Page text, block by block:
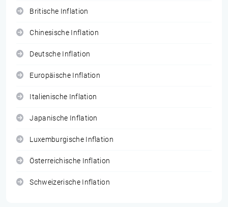
Britische Inflation
Chinesische Inflation
Deutsche Inflation
Europäische Inflation
Italienische Inflation
Japanische Inflation
Luxemburgische Inflation
Österreichische Inflation
Schweizerische Inflation